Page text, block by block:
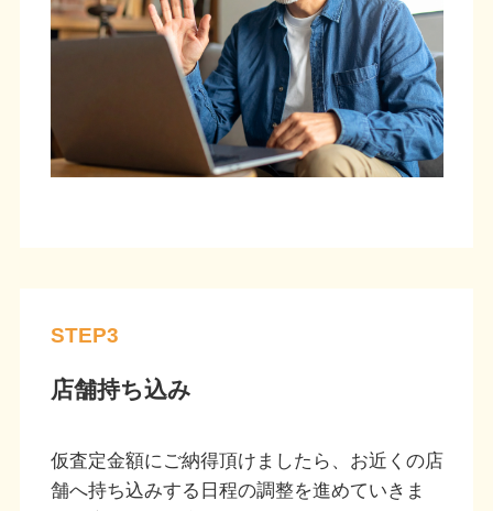
STEP3
店舗持ち込み
仮査定金額にご納得頂けましたら、お近くの店
舗へ持ち込みする日程の調整を進めていきま